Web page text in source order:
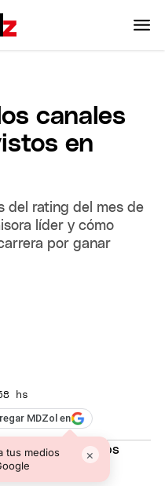
canales
en
del rating del mes de
líder y cómo
por ganar
hs
MDZol en
tus medios
×